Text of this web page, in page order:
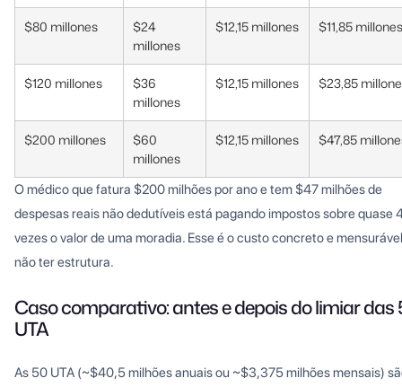
$80 millones
$24
millones
$12,15 millones $11,85 millones
$120 millones
$36
millones
$12,15 millones $23,85
$200 millones
$60
millones
$12,15 millones $47,85
O médico que fatura $200 milhões por ano e tem $47 milhões de
despesas reais não dedutíveis está pagando impostos sobre quase
vezes o valor de uma moradia. Esse é o custo concreto e
não ter estrutura.
Caso comparativo: antes e depois do limiar das
UTA
As 50 UTA (~$40,5 milhões anuais ou ~$3,375 milhões mensais)